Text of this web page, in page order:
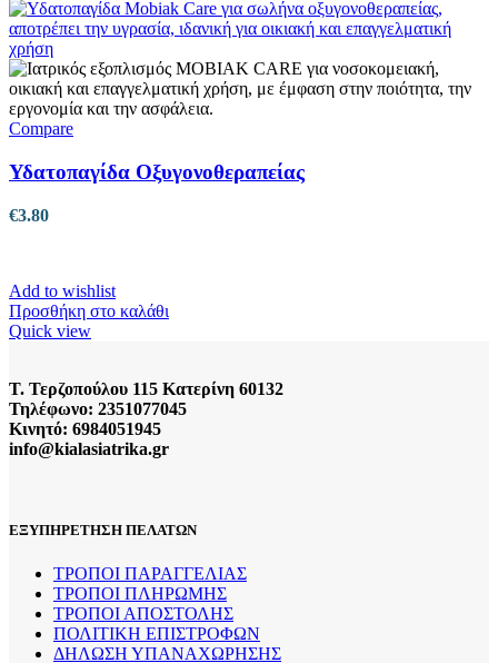
Compare
Υδατοπαγίδα Οξυγονοθεραπείας
€3.80
Add to wishlist
Προσθήκη στο καλάθι
Quick view
Τ. Τερζοπούλου 115 Κατερίνη 60132
Τηλέφωνο: 2351077045
Κινητό: 6984051945
info@kialasiatrika.gr
ΕΞΥΠΗΡΕΤΗΣΗ ΠΕΛΑΤΩΝ
ΤΡΟΠΟΙ ΠΑΡΑΓΓΕΛΙΑΣ
ΤΡΟΠΟΙ ΠΛΗΡΩΜΗΣ
ΤΡΟΠΟΙ ΑΠΟΣΤΟΛΗΣ
ΠΟΛΙΤΙΚΗ ΕΠΙΣΤΡΟΦΩΝ
ΔΗΛΩΣΗ ΥΠΑΝΑΧΩΡΗΣΗΣ